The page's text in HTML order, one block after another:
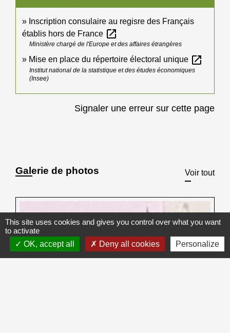
Inscription consulaire au regisre des Français
établis hors de France open_in_new
Ministère chargé de l'Europe et des affaires étrangères
Mise en place du répertoire électoral unique open_in_new
Institut national de la statistique et des études économiques
(Insee)
Signaler une erreur sur cette page
Galerie de photos Voir tout
This site uses cookies and gives you control over what you want
to activate
OK, accept all
Deny all cookies Personalize